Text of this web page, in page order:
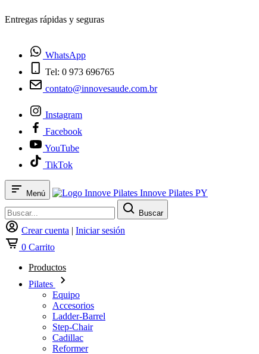
¿Tienes dudas? Habla con nosotros
WhatsApp
Tel: 0 973 696765
contato@innovesaude.com.br
Instagram
Facebook
YouTube
TikTok
Menú Innove Pilates PY
Buscar
Crear cuenta | Iniciar sesión
0 Carrito
Productos
Pilates
Equipo
Accesorios
Ladder-Barrel
Step-Chair
Cadillac
Reformer